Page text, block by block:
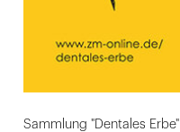
Sammlung "Dentales Erbe"